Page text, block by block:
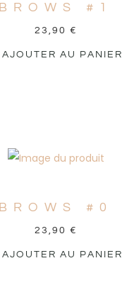
BROWS #1
23,90 €
AJOUTER AU PANIER
BROWS #0
23,90 €
AJOUTER AU PANIER